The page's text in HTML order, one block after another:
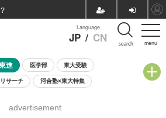
menu
Language
JP / CN search
進 医学部 東大受験
サーチ 河合塾×東大特集
8月開催学校説明会・相談会
advertisement